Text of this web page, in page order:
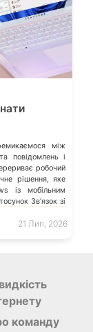
між
повідомлень і
робочий
рішення, яке
із мобільним
Звʼязок зі
ваш ПК на
21 Лип, 2026
команду